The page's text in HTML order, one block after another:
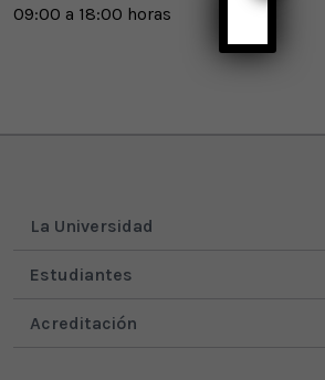
09:00 a 18:00 horas
La Universidad
Estudiantes
Acreditación